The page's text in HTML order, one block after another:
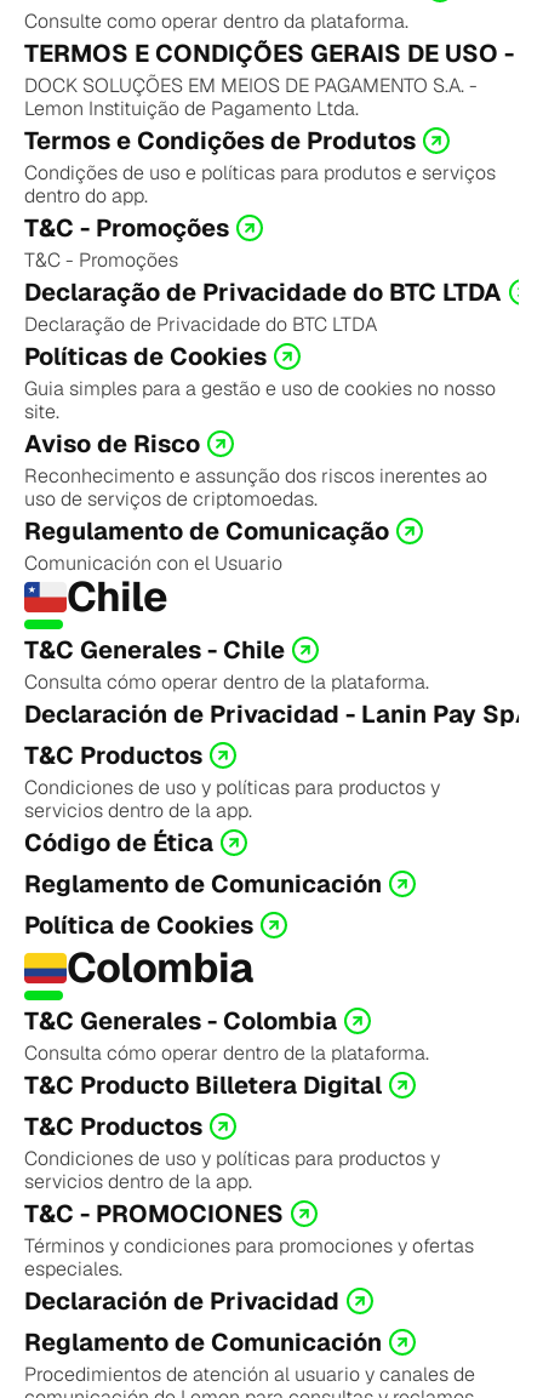
Consulte como operar dentro da plataforma.
TERMOS E CONDIÇÕES GERAIS DE USO
DOCK SOLUÇÕES EM MEIOS DE PAGAMENTO S.A. -
Lemon Instituição de Pagamento Ltda.
Termos e Condições de Produtos
Condições de uso e políticas para produtos e serviços
dentro do app.
T&C - Promoções
T&C - Promoções
Declaração de Privacidade do BTC LTDA
Declaração de Privacidade do BTC LTDA
Políticas de Cookies
Guia simples para a gestão e uso de cookies no nosso
site.
Aviso de Risco
Reconhecimento e assunção dos riscos inerentes ao
uso de serviços de criptomoedas.
Regulamento de Comunicação
Comunicación con el Usuario
Chile
T&C Generales - Chile
Consulta cómo operar dentro de la plataforma.
Declaración de Privacidad - Lanin Pay SpA
T&C Productos
Condiciones de uso y políticas para productos y
servicios dentro de la app.
Código de Ética
Reglamento de Comunicación
Política de Cookies
Colombia
T&C Generales - Colombia
Consulta cómo operar dentro de la plataforma.
T&C Producto Billetera Digital
T&C Productos
Condiciones de uso y políticas para productos y
servicios dentro de la app.
T&C - PROMOCIONES
Términos y condiciones para promociones y ofertas
especiales.
Declaración de Privacidad
Reglamento de Comunicación
Procedimientos de atención al usuario y canales de